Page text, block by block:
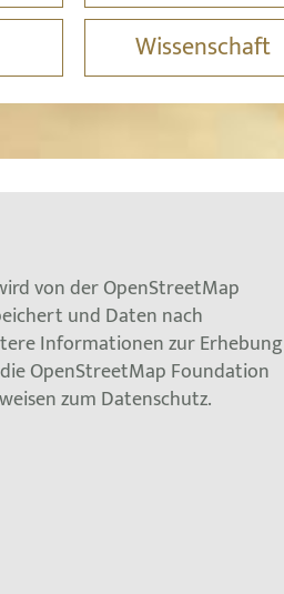
Wissenschaft
von der OpenStreetMap
und Daten nach
Informationen zur Erhebung
OpenStreetMap Foundation
zum Datenschutz.